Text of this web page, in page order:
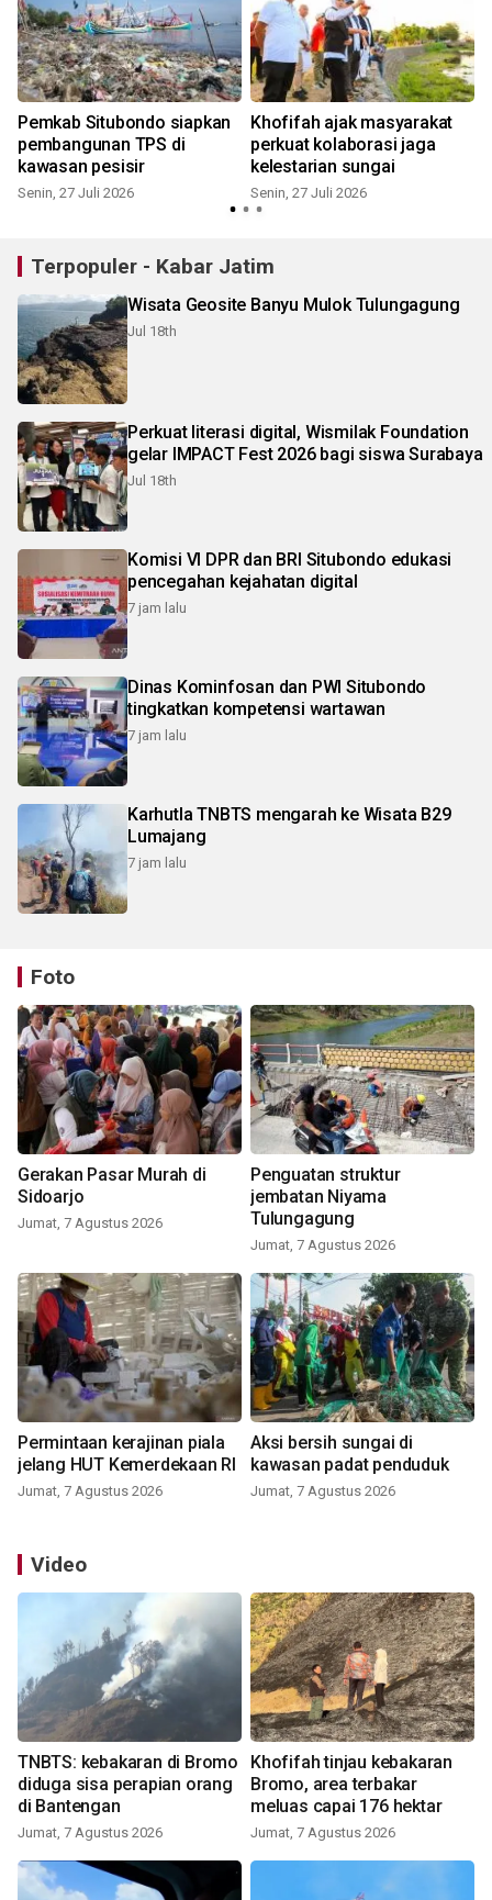
Pemkab Situbondo siapkan
pembangunan TPS di
kawasan pesisir
Senin, 27 Juli 2026
Khofifah ajak masyarakat
perkuat kolaborasi jaga
kelestarian sungai
Senin, 27 Juli 2026
Terpopuler - Kabar Jatim
Wisata Geosite Banyu Mulok Tulungagung
Jul 18th
Perkuat literasi digital, Wismilak Foundation
gelar IMPACT Fest 2026 bagi siswa Surabaya
Jul 18th
Komisi VI DPR dan BRI Situbondo edukasi
pencegahan kejahatan digital
7 jam lalu
Dinas Kominfosan dan PWI Situbondo
tingkatkan kompetensi wartawan
7 jam lalu
Karhutla TNBTS mengarah ke Wisata B29
Lumajang
7 jam lalu
Foto
Gerakan Pasar Murah di
Sidoarjo
Jumat, 7 Agustus 2026
Penguatan struktur
jembatan Niyama
Tulungagung
Jumat, 7 Agustus 2026
Permintaan kerajinan piala
jelang HUT Kemerdekaan RI
Jumat, 7 Agustus 2026
Aksi bersih sungai di
kawasan padat penduduk
Jumat, 7 Agustus 2026
Video
TNBTS: kebakaran di Bromo
diduga sisa perapian orang
di Bantengan
Jumat, 7 Agustus 2026
Khofifah tinjau kebakaran
Bromo, area terbakar
meluas capai 176 hektar
Jumat, 7 Agustus 2026